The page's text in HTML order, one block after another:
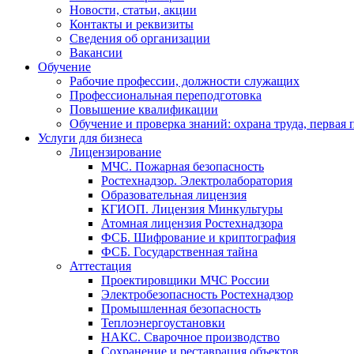
Новости, статьи, акции
Контакты и реквизиты
Сведения об организации
Вакансии
Обучение
Рабочие профессии, должности служащих
Профессиональная переподготовка
Повышение квалификации
Обучение и проверка знаний: охрана труда,
Услуги для бизнеса
Лицензирование
МЧС. Пожарная безопасность
Ростехнадзор. Электролаборатория
Образовательная лицензия
КГИОП. Лицензия Минкультуры
Атомная лицензия Ростехнадзора
ФСБ. Шифрование и криптография
ФСБ. Государственная тайна
Аттестация
Проектировщики МЧС России
Электробезопасность Ростехнадзор
Промышленная безопасность
Теплоэнергоустановки
НАКС. Сварочное производство
Сохранение и реставрация объектов